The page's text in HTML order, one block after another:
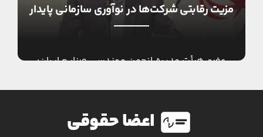
مزیت رقابتی شرکت‌ها در نوآوری سازمانی پایدار
عضو هیأت مدیره انجمن مهندسی صنایع ایران:
است / بنگاه‌های صنعتی و معدنی به مدیریت
هوشمندانه نوآوری […]
اعضا حقوقی